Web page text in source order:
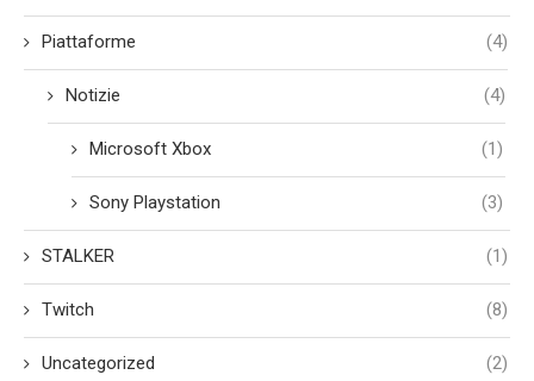
Piattaforme (4)
Notizie (4)
Microsoft Xbox (1)
Sony Playstation (3)
STALKER (1)
Twitch (8)
Uncategorized (2)